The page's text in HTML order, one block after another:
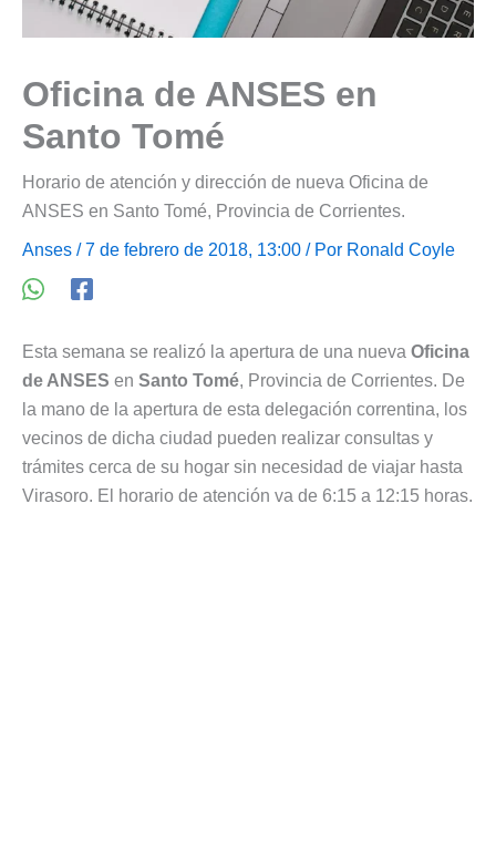
Oficina de ANSES en
Santo Tomé
Horario de atención y dirección de nueva Oficina de
ANSES en Santo Tomé, Provincia de Corrientes.
Anses / 7 de febrero de 2018, 13:00 / Por Ronald Coyle
Esta semana se realizó la apertura de una nueva Oficina
de ANSES en Santo Tomé, Provincia de Corrientes. De
la mano de la apertura de esta delegación correntina, los
vecinos de dicha ciudad pueden realizar consultas y
trámites cerca de su hogar sin necesidad de viajar hasta
Virasoro. El horario de atención va de 6:15 a 12:15 horas.